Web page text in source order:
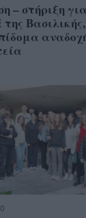
– στήριξη για
Βασιλικής,